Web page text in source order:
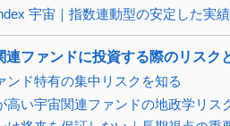
宇宙｜指数連動型の安定した実績
連ファンドに投資する際のリスク
ンド特有の集中リスクを知る
高い宇宙関連ファンドの地政学リス